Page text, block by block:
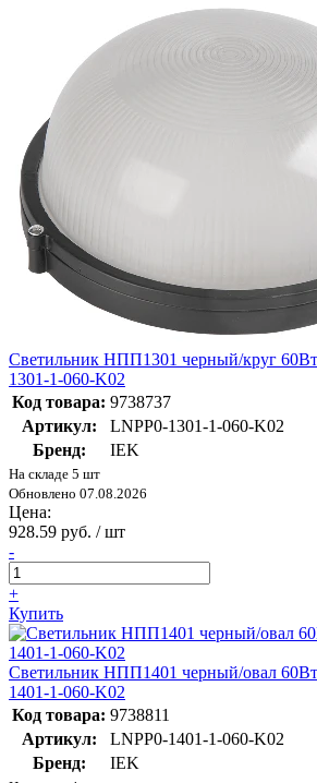
Светильник НПП1301 черный/круг
1301-1-060-K02
Код товара: 9738737
Артикул:
LNPP0-1301-1-060-K02
Бренд:
IEK
На складе 5 шт
Обновлено 07.08.2026
Цена:
928.59 руб. / шт
-
+
Купить
Светильник НПП1401 черный/овал
1401-1-060-K02
Код товара: 9738811
Артикул:
LNPP0-1401-1-060-K02
Бренд:
IEK